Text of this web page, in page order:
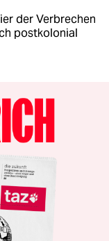
der Verbrechen
postkolonial